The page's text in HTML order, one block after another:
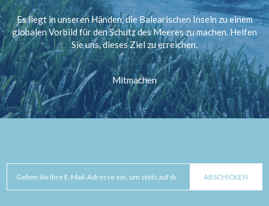
Es liegt in unseren Händen, die Balearischen Inseln zu einem
globalen Vorbild für den Schutz des Meeres zu machen. Helfen
Sie uns, dieses Ziel zu erreichen.
Mitmachen